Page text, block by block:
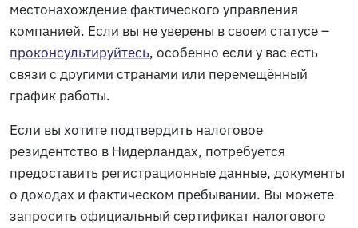
местонахождение фактического управления
компанией. Если вы не уверены в своем статусе –
проконсультируйтесь, особенно если у вас есть
связи с другими странами или перемещённый
график работы.
Если вы хотите подтвердить налоговое
резидентство в Нидерландах, потребуется
предоставить регистрационные данные, документы
о доходах и фактическом пребывании. Вы можете
запросить официальный сертификат налогового